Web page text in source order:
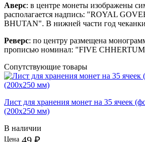
Аверс: в центре монеты изображены
располагается надпись: "ROYAL
BHUTAN". В нижней части год
Реверс: по центру размещена
прописью номинал: "FIVE
Сопутствующие товары
Лист для хранения монет на 35 ячеек
(200х250 мм)
В наличии
Цена